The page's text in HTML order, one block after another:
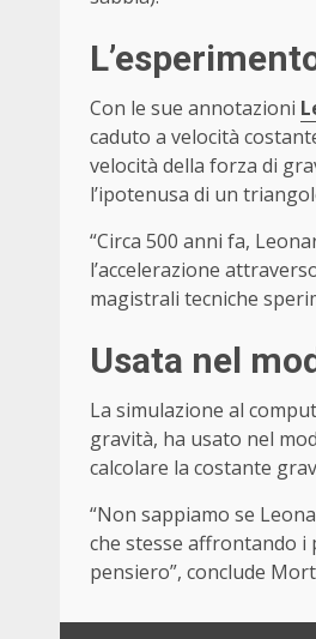
Con le sue annotazioni
caduto a velocità
velocità della forza di
l’ipotenusa di un
“Circa 500 anni fa,
l’accelerazione
magistrali tecniche
Usata nel
La simulazione al
gravità, ha usato nel
calcolare la costante
“Non sappiamo se
che stesse affrontando i
pensiero”, conclude